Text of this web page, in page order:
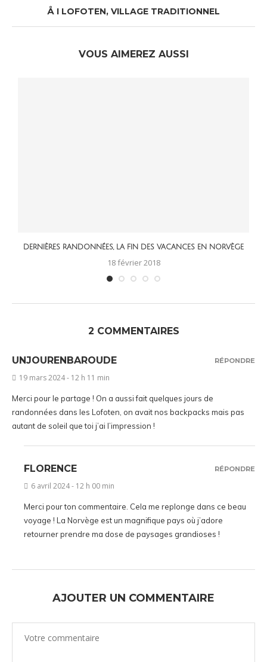
Å I LOFOTEN, VILLAGE TRADITIONNEL
VOUS AIMEREZ AUSSI
DERNIÈRES RANDONNÉES, LA FIN DES VACANCES EN NORVÈGE
18 février 2018
2 COMMENTAIRES
UNJOURENBAROUDE
19 mars 2024 - 12 h 11 min
Merci pour le partage ! On a aussi fait quelques jours de
randonnées dans les Lofoten, on avait nos backpacks mais pas
autant de soleil que toi j’ai l’impression !
RÉPONDRE
FLORENCE
6 avril 2024 - 12 h 00 min
Merci pour ton commentaire. Cela me replonge dans ce beau
voyage ! La Norvège est un magnifique pays où j’adore
retourner prendre ma dose de paysages grandioses !
RÉPONDRE
AJOUTER UN COMMENTAIRE